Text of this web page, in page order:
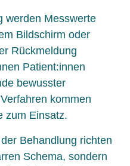
werden Messwerte
Bildschirm oder
Rückmeldung
Patient:innen
bewusster
kommen
zum Einsatz.
Behandlung richten
Schema, sondern